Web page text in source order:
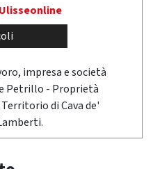
impresa e società
Petrillo - Proprietà
di Cava de'